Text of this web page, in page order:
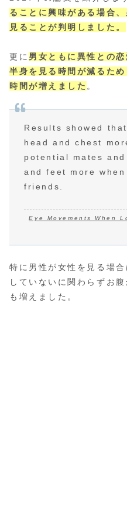
ることに興味がある場合
見ることが判明しました。
更に 男女ともに異性との
半身を見る時間が減るた
時間が増えました 。
Results showed
head and chest
potential mates
and feet more
friends.
Eye Movements When
特に男性が女性を見る場
していないに関わらずお
も増えました。